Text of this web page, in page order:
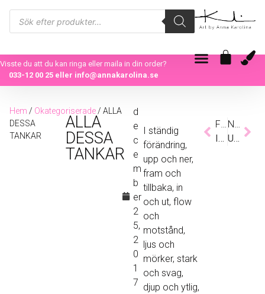
Visste du att du kan ringa eller maila in din order?
033-12 00 25eller info@annakarolina.se
Hem / Okategoriserade/ ALLA
DESSA
TANKAR
ALLA
DESSA
TANKAR
d
e
c
e
m
b
er
2
5,
2
0
1
7
I ständig
förändring,
upp och ner,
fram och
tillbaka, in
och ut, flow
och
motstånd,
ljus och
mörker, stark
och svag,
djup och ytlig,
Föregående
INSIDE THE BUBBLE – ”BLUE”
Nästa
UNIQUE